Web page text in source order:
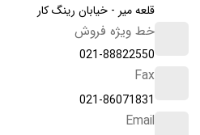
قلعه میر - خیابان رینگ کار
خط ویژه فروش
021-88822550
Fax
021-86071831
Email